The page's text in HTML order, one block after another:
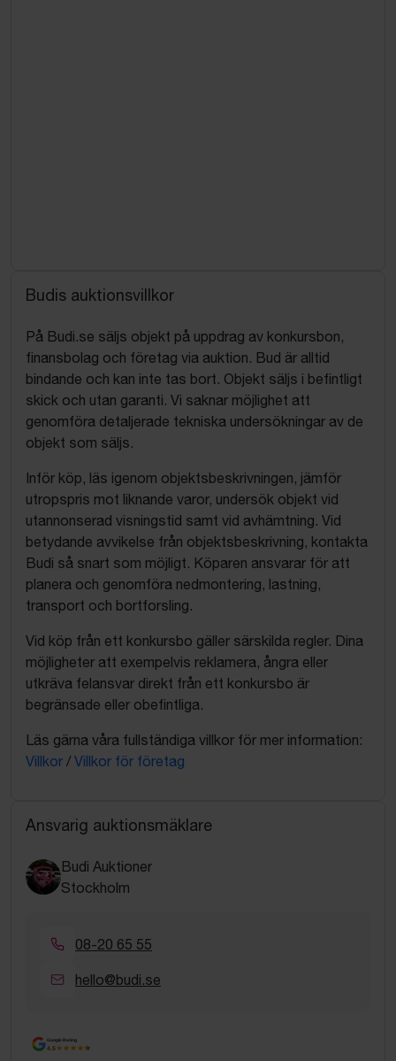
Budis auktionsvillkor
På Budi.se säljs objekt på uppdrag av konkursbon,
finansbolag och företag via auktion. Bud är alltid
bindande och kan inte tas bort. Objekt säljs i befintligt
skick och utan garanti. Vi saknar möjlighet att
genomföra detaljerade tekniska undersökningar av de
objekt som säljs.
Inför köp, läs igenom objektsbeskrivningen, jämför
utropspris mot liknande varor, undersök objekt vid
utannonserad visningstid samt vid avhämtning. Vid
betydande avvikelse från objektsbeskrivning, kontakta
Budi så snart som möjligt. Köparen ansvarar för att
planera och genomföra nedmontering, lastning,
transport och bortforsling.
Vid köp från ett konkursbo gäller särskilda regler. Dina
möjligheter att exempelvis reklamera, ångra eller
utkräva felansvar direkt från ett konkursbo är
begränsade eller obefintliga.
Läs gärna våra fullständiga villkor för mer information:
Villkor / Villkor för företag
Ansvarig auktionsmäklare
Budi Auktioner
Stockholm
08-20 65 55
hello@budi.se
Google Rating
4.5